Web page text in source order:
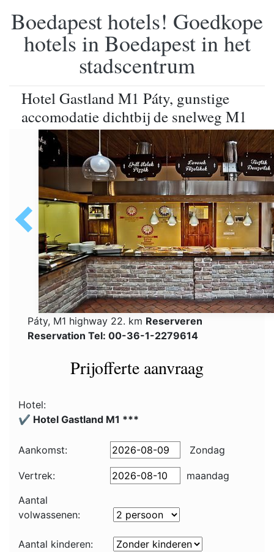
Boedapest hotels! Goedkope
hotels in Boedapest in het
stadscentrum
Hotel Gastland M1 Páty, gunstige
accomodatie dichtbij de snelweg M1
Páty, M1 highway 22. km Reserveren
Reservation Tel: 00-36-1-2279614
Prijofferte aanvraag
Hotel:
✔️ Hotel Gastland M1 ***
Aankomst: Zondag
Vertrek:
maandag
Aantal
volwassenen:
Aantal kinderen: